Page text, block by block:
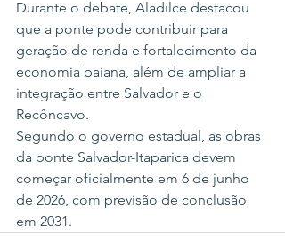
Durante o debate, Aladilce destacou
que a ponte pode contribuir para
geração de renda e fortalecimento da
economia baiana, além de ampliar a
integração entre Salvador e o
Recôncavo.
Segundo o governo estadual, as obras
da ponte Salvador-Itaparica devem
começar oficialmente em 6 de junho
de 2026, com previsão de conclusão
em 2031.